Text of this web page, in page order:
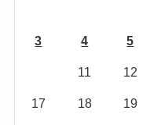
3 4 5
11 12
17 18 19